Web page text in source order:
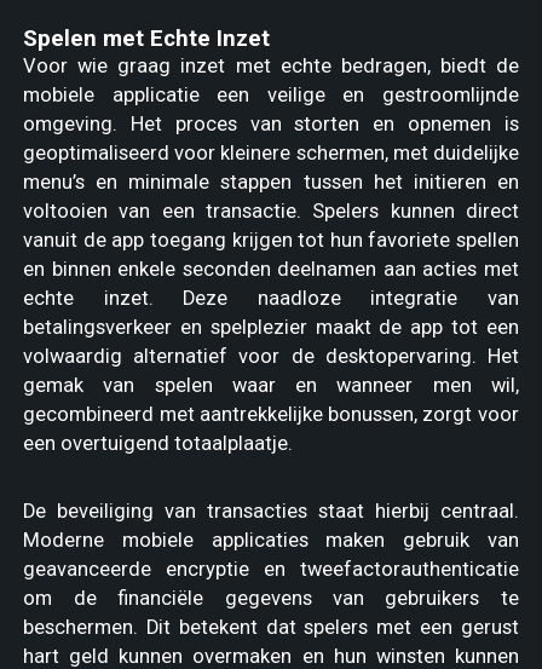
Spelen met Echte Inzet
Voor wie graag inzet met echte bedragen, biedt de
mobiele applicatie een veilige en gestroomlijnde
omgeving. Het proces van storten en opnemen is
geoptimaliseerd voor kleinere schermen, met duidelijke
menu’s en minimale stappen tussen het initieren en
voltooien van een transactie. Spelers kunnen direct
vanuit de app toegang krijgen tot hun favoriete spellen
en binnen enkele seconden deelnamen aan acties met
echte inzet. Deze naadloze integratie van
betalingsverkeer en spelplezier maakt de app tot een
volwaardig alternatief voor de desktopervaring. Het
gemak van spelen waar en wanneer men wil,
gecombineerd met aantrekkelijke bonussen, zorgt voor
een overtuigend totaalplaatje.
De beveiliging van transacties staat hierbij centraal.
Moderne mobiele applicaties maken gebruik van
geavanceerde encryptie en tweefactorauthenticatie
om de financiële gegevens van gebruikers te
beschermen. Dit betekent dat spelers met een gerust
hart geld kunnen overmaken en hun winsten kunnen